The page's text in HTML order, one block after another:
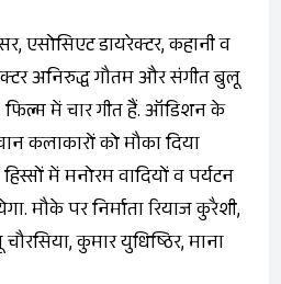
एसोसिएट डायरेक्टर, कहानी व
अनिरुद्ध गौतम और संगीत बुलू
फिल्म में चार गीत हैं. ऑडिशन के
कलाकारों को मौका दिया
में मनोरम वादियों व पर्यटन
मौके पर निर्माता रियाज कुरैशी,
कुमार युधिष्ठिर, माना